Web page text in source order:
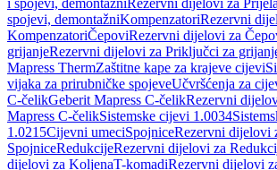
i spojevi, demontažniRezervni dijelovi za
spojevi, demontažniKompenzatoriRezervni
KompenzatoriČepoviRezervni dijelovi za
grijanjeRezervni dijelovi za Priključci za
Mapress ThermZaštitne kape za krajeve cijevi
vijaka za prirubničke spojeveUčvršćenja za
C-čelikGeberit Mapress C-čelikRezervni
Mapress C-čelikSistemske cijevi 1.0034
1.0215Cijevni umeciSpojniceRezervni dijelovi
SpojniceRedukcijeRezervni dijelovi za
dijelovi za KoljenaT-komadiRezervni dijelovi